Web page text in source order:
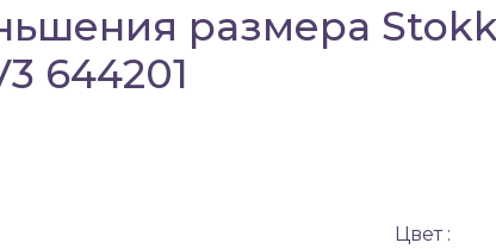
размера
644201
Цвет :